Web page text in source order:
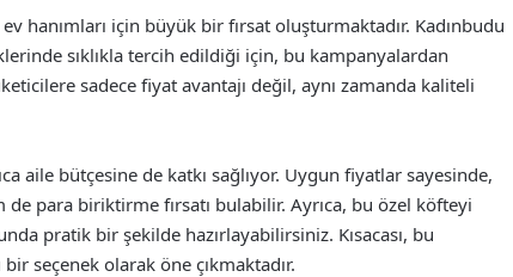
hanımları için büyük bir fırsat oluşturmaktadır. Kadınbudu
sıklıkla tercih edildiği için, bu kampanyalardan
sadece fiyat avantajı değil, aynı zamanda kaliteli
aile bütçesine de katkı sağlıyor. Uygun fiyatlar sayesinde,
para biriktirme fırsatı bulabilir. Ayrıca, bu özel köfteyi
pratik bir şekilde hazırlayabilirsiniz. Kısacası, bu
seçenek olarak öne çıkmaktadır.